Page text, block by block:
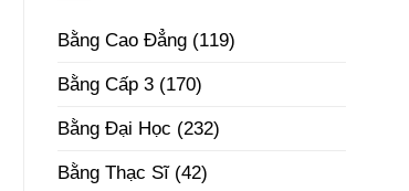
Rộng
Bằng
3
Tại
Nội
Uy
–
Phôi
Bằng Cao Đẳng(119)
Bằng Cấp 3(170)
Bằng Đại Học (232)
Bằng Thạc Sĩ(42)